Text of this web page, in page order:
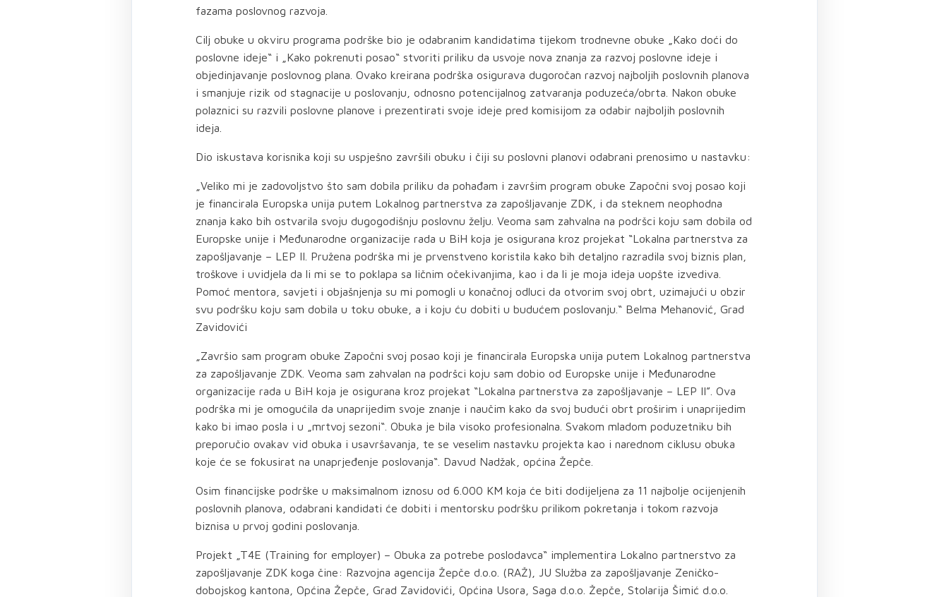
fazama poslovnog razvoja.
Cilj obuke u okviru programa podrške bio je odabranim kandidatima tijekom trodnevne obuke „Kako doći do
poslovne ideje“ i „Kako pokrenuti posao“ stvoriti priliku da usvoje nova znanja za razvoj poslovne ideje i
objedinjavanje poslovnog plana. Ovako kreirana podrška osigurava dugoročan razvoj najboljih poslovnih planova
i smanjuje rizik od stagnacije u poslovanju, odnosno potencijalnog zatvaranja poduzeća/obrta. Nakon obuke
polaznici su razvili poslovne planove i prezentirati svoje ideje pred komisijom za odabir najboljih poslovnih
ideja.
Dio iskustava korisnika koji su uspješno završili obuku i čiji su poslovni planovi odabrani prenosimo u nastavku:
„Veliko mi je zadovoljstvo što sam dobila priliku da pohađam i završim program obuke Započni svoj posao koji
je financirala Europska unija putem Lokalnog partnerstva za zapošljavanje ZDK, i da steknem neophodna
znanja kako bih ostvarila svoju dugogodišnju poslovnu želju. Veoma sam zahvalna na podršci koju sam dobila od
Europske unije i Međunarodne organizacije rada u BiH koja je osigurana kroz projekat “Lokalna partnerstva za
zapošljavanje – LEP II. Pružena podrška mi je prvenstveno koristila kako bih detaljno razradila svoj biznis plan,
troškove i uvidjela da li mi se to poklapa sa ličnim očekivanjima, kao i da li je moja ideja uopšte izvediva.
Pomoć mentora, savjeti i objašnjenja su mi pomogli u konačnoj odluci da otvorim svoj obrt, uzimajući u obzir
svu podršku koju sam dobila u toku obuke, a i koju ću dobiti u budućem poslovanju.“ Belma Mehanović, Grad
Zavidovići
„Završio sam program obuke Započni svoj posao koji je financirala Europska unija putem Lokalnog partnerstva
za zapošljavanje ZDK. Veoma sam zahvalan na podršci koju sam dobio od Europske unije i Međunarodne
organizacije rada u BiH koja je osigurana kroz projekat “Lokalna partnerstva za zapošljavanje – LEP II”. Ova
podrška mi je omogućila da unaprijedim svoje znanje i naučim kako da svoj budući obrt proširim i unaprijedim
kako bi imao posla i u „mrtvoj sezoni“. Obuka je bila visoko profesionalna. Svakom mladom poduzetniku bih
preporučio ovakav vid obuka i usavršavanja, te se veselim nastavku projekta kao i narednom ciklusu obuka
koje će se fokusirat na unaprjeđenje poslovanja“. Davud Nadžak, općina Žepče.
Osim financijske podrške u maksimalnom iznosu od 6.000 KM koja će biti dodijeljena za 11 najbolje ocijenjenih
poslovnih planova, odabrani kandidati će dobiti i mentorsku podršku prilikom pokretanja i tokom razvoja
biznisa u prvoj godini poslovanja.
Projekt „T4E (Training for employer) – Obuka za potrebe poslodavca“ implementira Lokalno partnerstvo za
zapošljavanje ZDK koga čine: Razvojna agencija Žepče d.o.o. (RAŽ), JU Služba za zapošljavanje Zeničko-
dobojskog kantona, Općina Žepče, Grad Zavidovići, Općina Usora, Saga d.o.o. Žepče, Stolarija Šimić d.o.o.